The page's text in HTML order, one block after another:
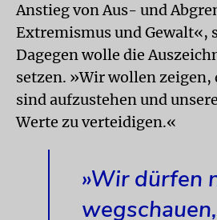
Anstieg von Aus- und
Extremismus und Gewalt«,
Dagegen wolle die
setzen. »Wir wollen zeigen,
sind aufzustehen und
Werte zu verteidigen.«
»Wir dürfen